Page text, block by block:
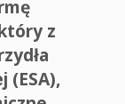
z
(ESA),